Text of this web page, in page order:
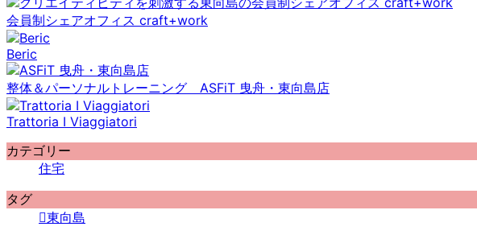
会員制シェアオフィス craft+work
Beric
整体＆パーソナルトレーニング ASFiT 曳舟・東向島店
Trattoria I Viaggiatori
カテゴリー
住宅
タグ
東向島